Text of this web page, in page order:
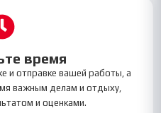
время
и отправке вашей работы, а
важным делам и отдыху,
и оценками.